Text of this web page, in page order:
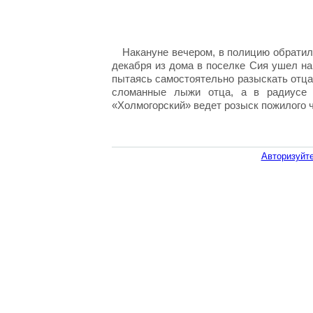
Накануне вечером, в полицию
декабря из дома в поселке Сия ушел на
пытаясь самостоятельно разыскать
сломанные лыжи отца, а в
«Холмогорский» ведет розыск